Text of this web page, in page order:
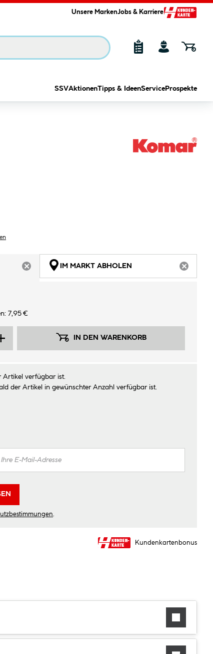
Unsere MarkenJobs & Karriere
SSVAktionenTipps & IdeenService Prospekte
ARTIKEL NICHT VERFÜGBAR
IM MARKT ABHOLEN
7,95 €
IN DEN WARENKORB
Artikel verfügbar ist.
der Artikel in gewünschter Anzahl verfügbar ist.
Kundenkartenbonus